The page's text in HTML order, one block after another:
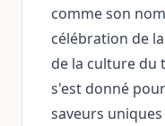
comme son
célébration de
de la culture du
s'est donné
saveurs